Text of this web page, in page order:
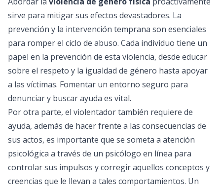
sirve para mitigar sus efectos devastadores. La
prevención y la intervención temprana son esenciales
para romper el ciclo de abuso. Cada individuo tiene un
papel en la prevención de esta violencia, desde educar
sobre el respeto y la igualdad de género hasta apoyar
a las víctimas. Fomentar un entorno seguro para
denunciar y buscar ayuda es vital.
Por otra parte, el violentador también requiere de
ayuda, además de hacer frente a las consecuencias de
sus actos, es importante que se someta a atención
psicológica a través de un psicólogo en línea para
controlar sus impulsos y corregir aquellos conceptos y
creencias que le llevan a tales comportamientos. Un